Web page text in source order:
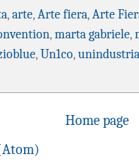
, arte, Arte fiera, Arte
, marta gabriele,
, Un1co, unindustria
Home page